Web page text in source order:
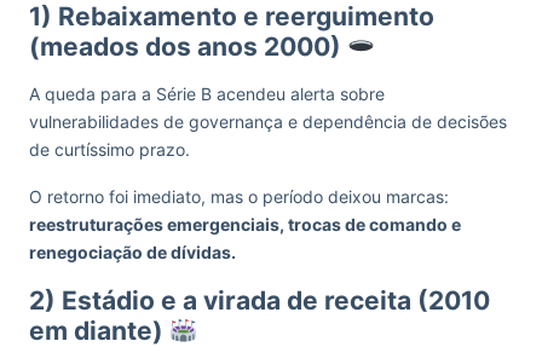
1) Rebaixamento e reerguimento
(meados dos anos 2000)
A queda para a Série B acendeu alerta sobre
vulnerabilidades de governança e dependência de decisões
de curtíssimo prazo.
O retorno foi imediato, mas o período deixou marcas:
reestruturações emergenciais, trocas de comando e
renegociação de dívidas.
2) Estádio e a virada de receita (2010
em diante)